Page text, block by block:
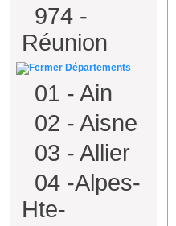
974 -
Réunion
Départements
01 - Ain
02 - Aisne
03 - Allier
04 -Alpes-
Hte-